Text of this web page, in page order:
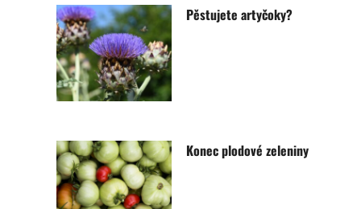
Pěstujete artyčoky?
Konec plodové zeleniny